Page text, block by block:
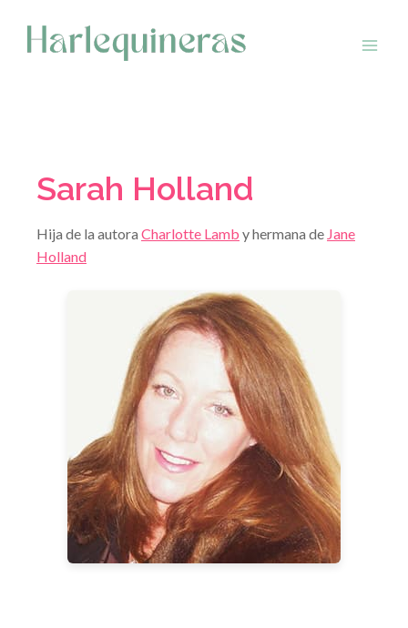
contenido
Sarah Holland
Hija de la autora Charlotte Lamb y hermana de Jane
Holland